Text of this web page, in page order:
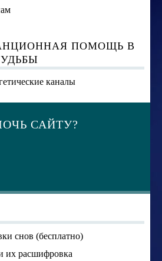
ПОМОЩЬ В
каналы
САЙТУ?
снов (бесплатно)
их расшифровка